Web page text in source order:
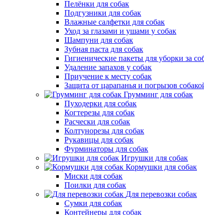
Пелёнки для собак
Подгузники для собак
Влажные салфетки для собак
Уход за глазами и ушами у собак
Шампуни для собак
Зубная паста для собак
Гигиенические пакеты для уборки за
Удаление запахов у собак
Приучение к месту собак
Защита от царапанья и погрызов
Грумминг для собак
Пуходерки для собак
Когтерезы для собак
Расчески для собак
Колтунорезы для собак
Рукавицы для собак
Фурминаторы для собак
Игрушки для собак
Кормушки для собак
Миски для собак
Поилки для собак
Для перевозки собак
Сумки для собак
Контейнеры для собак